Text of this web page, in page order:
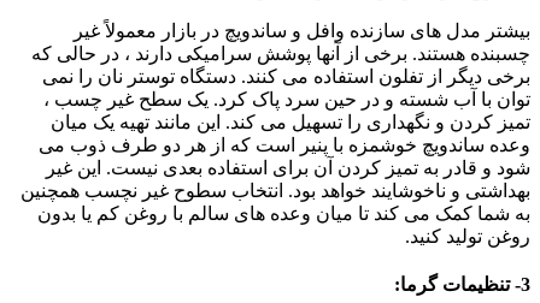
بیشتر مدل های سازنده وافل و ساندویچ در بازار معمولاً غیر
چسبنده هستند. برخی از آنها پوشش سرامیکی دارند ، در حالی که
برخی دیگر از تفلون استفاده می کنند. دستگاه توستر نان را نمی
توان با آب شسته و در حین سرد پاک کرد. یک سطح غیر چسب ،
تمیز کردن و نگهداری را تسهیل می کند. این مانند تهیه یک میان
وعده ساندویچ خوشمزه با پنیر است که از هر دو طرف ذوب می
شود و قادر به تمیز کردن آن برای استفاده بعدی نیست. این غیر
بهداشتی و ناخوشایند خواهد بود. انتخاب سطوح غیر نچسب همچنین
به شما کمک می کند تا میان وعده های سالم با روغن کم یا بدون
روغن تولید کنید.
3- تنظیمات گرما: